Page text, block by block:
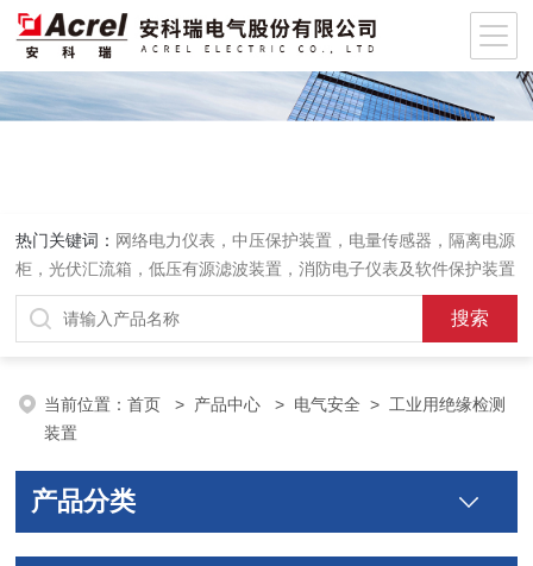
热门关键词： 网络电力仪表，中压保护装置，电量传感器，隔离电源
柜，光伏汇流箱，低压有源滤波装置，消防电子仪表及软件保护装置
当前位置：首页 > 产品中心 > 电气安全 > 工业用绝缘检测
装置
产品分类